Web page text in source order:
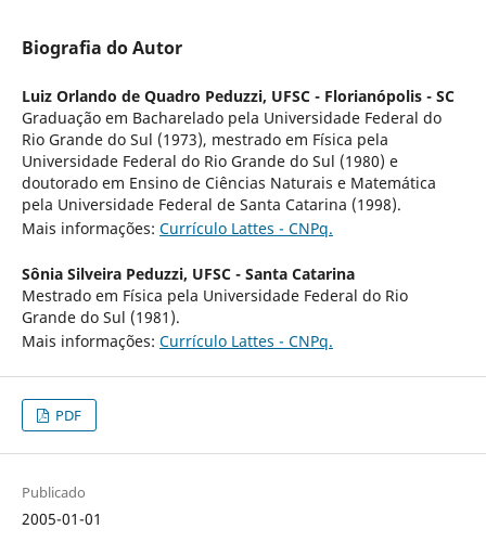
Biografia do Autor
Luiz Orlando de Quadro Peduzzi, UFSC - Florianópolis - SC
Graduação em Bacharelado pela Universidade Federal do
Rio Grande do Sul (1973), mestrado em Física pela
Universidade Federal do Rio Grande do Sul (1980) e
doutorado em Ensino de Ciências Naturais e Matemática
pela Universidade Federal de Santa Catarina (1998).
Mais informações: Currículo Lattes - CNPq.
Sônia Silveira Peduzzi, UFSC - Santa Catarina
Mestrado em Física pela Universidade Federal do Rio
Grande do Sul (1981).
Mais informações: Currículo Lattes - CNPq.
PDF
Publicado
2005-01-01